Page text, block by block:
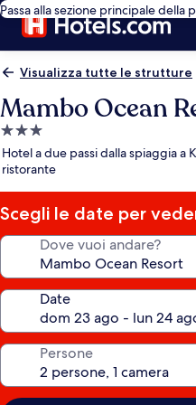
Passa alla sezione principale della
Visualizza tutte le strutture
Mambo Ocean
Struttura
a
3.0
stelle
Hotel a due passi dalla spiaggia a
ristorante
Scegli le date per
Dove vuoi andare?
Date
Persone